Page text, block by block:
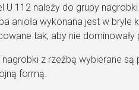
U 112 należy do grupy
anioła wykonana jest w bryle
tak, aby nie dominowały
nagrobki z rzeźbą wybierane
formą.